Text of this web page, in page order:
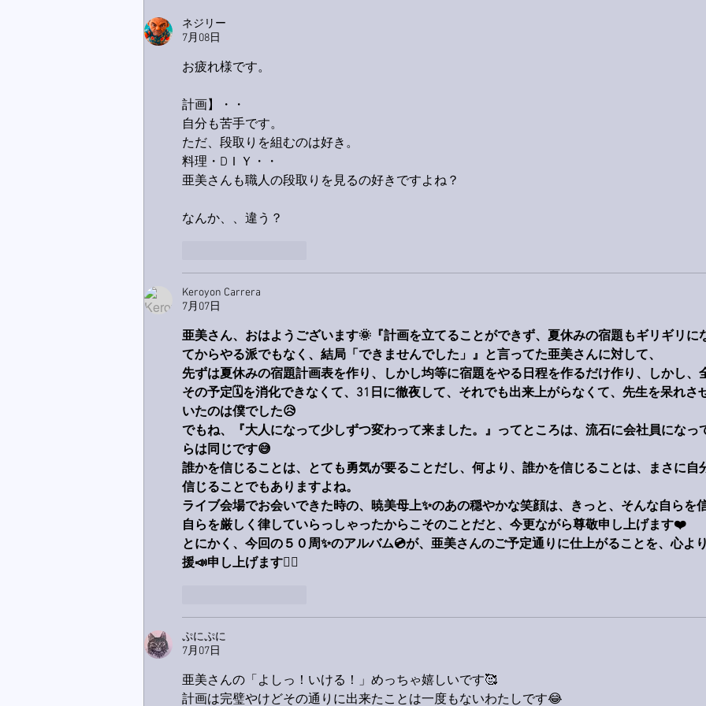
ネジリー
7月08日
お疲れ様です。
計画】・・
自分も苦手です。
ただ、段取りを組むのは好き。
料理・DＩＹ・・
亜美さんも職人の段取りを見るの好きですよね？
なんか、、違う？
Keroyon Carrera
7月07日
亜美さん、おはようございます🌞『計画を立てることができず、夏休みの宿題もギリギリに
てからやる派でもなく、結局「できませんでした」』と言ってた亜美さんに対して、
先ずは夏休みの宿題計画表を作り、しかし均等に宿題をやる日程を作るだけ作り、しかし、
その予定🗓️を消化できなくて、31日に徹夜して、それでも出来上がらなくて、先生を呆れさ
いたのは僕でした😥
でもね、『大人になって少しずつ変わって来ました。』ってところは、流石に会社員になっ
らは同じです😅
誰かを信じることは、とても勇気が要ることだし、何より、誰かを信じることは、まさに自
信じることでもありますよね。
ライブ会場でお会いできた時の、暁美母上✨のあの穏やかな笑顔は、きっと、そんな自らを
自らを厳しく律していらっしゃったからこそのことだと、今更ながら尊敬申し上げます❤️
とにかく、今回の５０周✨のアルバム💿が、亜美さんのご予定通りに仕上がることを、心よ
援📣申し上げます🙋‍♂️
ぷにぷに
7月07日
亜美さんの「よしっ！いける！」めっちゃ嬉しいです🥰
計画は完璧やけどその通りに出来たことは一度もないわたしです😂